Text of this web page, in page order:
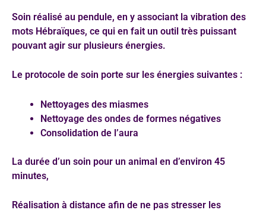
Soin réalisé au pendule, en y associant la vibration des
mots Hébraïques, ce qui en fait un outil très puissant
pouvant agir sur plusieurs énergies.
Le protocole de soin porte sur les énergies suivantes :
Nettoyages des miasmes
Nettoyage des ondes de formes négatives
Consolidation de l’aura
La durée d’un soin pour un animal en d’environ 45
minutes,
Réalisation à distance afin de ne pas stresser les